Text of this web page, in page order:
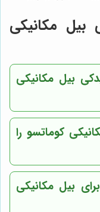
بیل مکانیکی
بیل مکانیکی
کوماتسو را
بیل مکانیکی